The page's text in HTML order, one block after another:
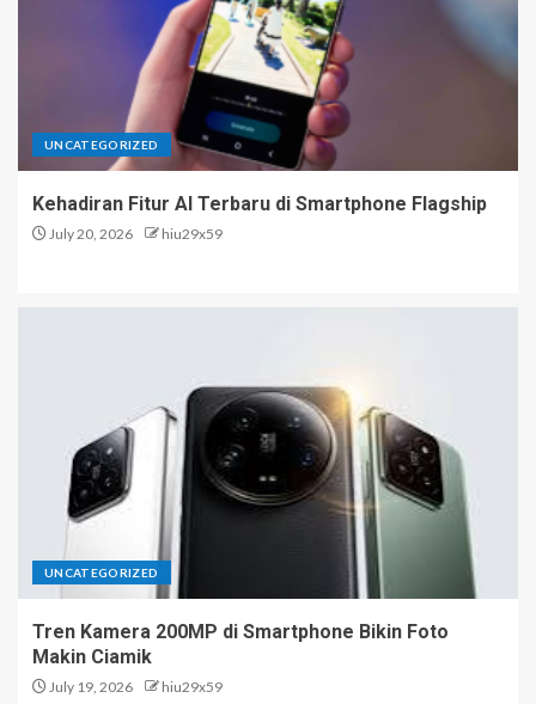
UNCATEGORIZED
Kehadiran Fitur AI Terbaru di Smartphone Flagship
July 20, 2026 hiu29x59
UNCATEGORIZED
Tren Kamera 200MP di Smartphone Bikin Foto
Makin Ciamik
July 19, 2026 hiu29x59